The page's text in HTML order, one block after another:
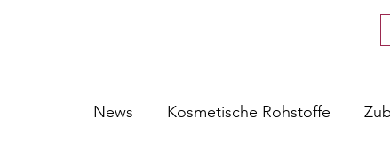
News Kosmetische Rohstoffe